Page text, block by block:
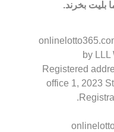
بلیت بخرند.
by LLL
Registered
office 1, 2023